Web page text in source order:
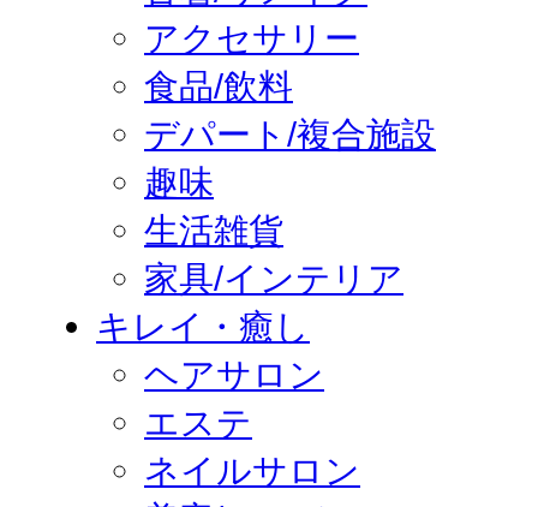
アクセサリー
食品/飲料
デパート/複合施設
趣味
生活雑貨
家具/インテリア
キレイ・癒し
ヘアサロン
エステ
ネイルサロン